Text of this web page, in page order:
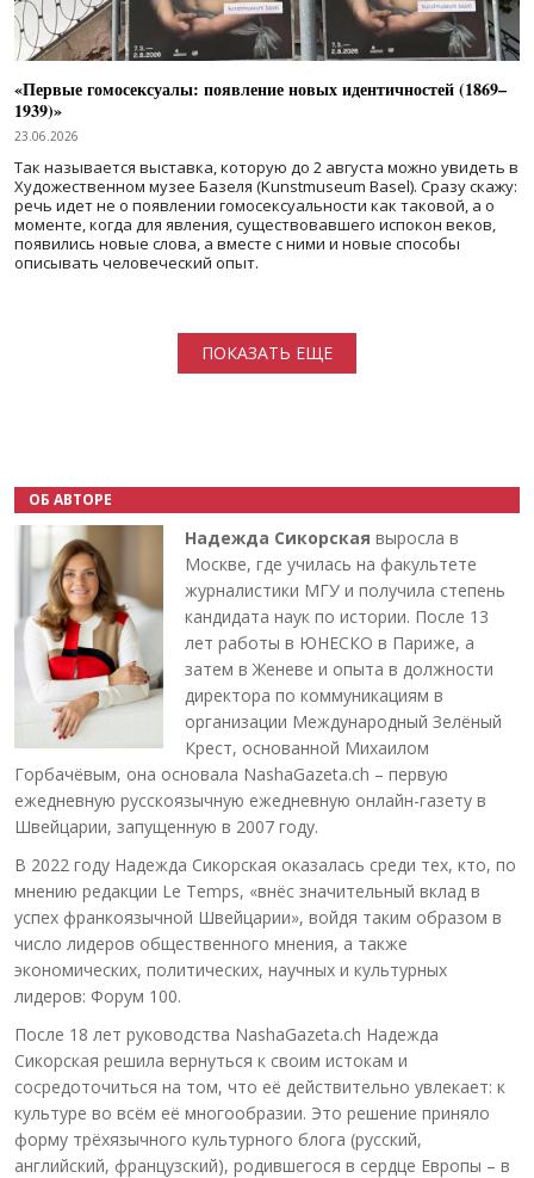
«Первые гомосексуалы: появление новых идентичностей (1869–
1939)»
23.06.2026
Так называется выставка, которую до 2 августа можно увидеть в
Художественном музее Базеля (Kunstmuseum Basel). Сразу скажу:
речь идет не о появлении гомосексуальности как таковой, а о
моменте, когда для явления, существовавшего испокон веков,
появились новые слова, а вместе с ними и новые способы
описывать человеческий опыт.
ПОКАЗАТЬ ЕЩЕ
ОБ АВТОРЕ
Надежда Сикорская выросла в
Москве, где училась на факультете
журналистики МГУ и получила степень
кандидата наук по истории. После 13
лет работы в ЮНЕСКО в Париже, а
затем в Женеве и опыта в должности
директора по коммуникациям в
организации Международный Зелёный
Крест, основанной Михаилом
Горбачёвым, она основала NashaGazeta.ch – первую
ежедневную русскоязычную ежедневную онлайн-газету в
Швейцарии, запущенную в 2007 году.
В 2022 году Надежда Сикорская оказалась среди тех, кто, по
мнению редакции Le Temps, «внёс значительный вклад в
успех франкоязычной Швейцарии», войдя таким образом в
число лидеров общественного мнения, а также
экономических, политических, научных и культурных
лидеров: Форум 100.
После 18 лет руководства NashaGazeta.ch Надежда
Сикорская решила вернуться к своим истокам и
сосредоточиться на том, что её действительно увлекает: к
культуре во всём её многообразии. Это решение приняло
форму трёхязычного культурного блога (русский,
английский, французский), родившегося в сердце Европы – в